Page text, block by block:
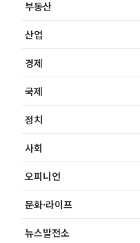
부동산
산업
경제
국제
정치
사회
오피니언
문화·라이프
뉴스발전소